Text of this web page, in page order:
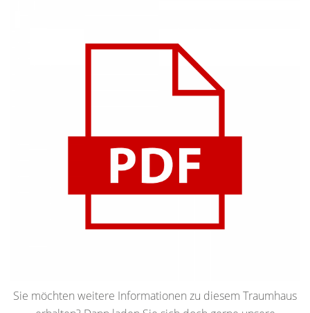
Sie möchten weitere Informationen zu diesem Traumhaus